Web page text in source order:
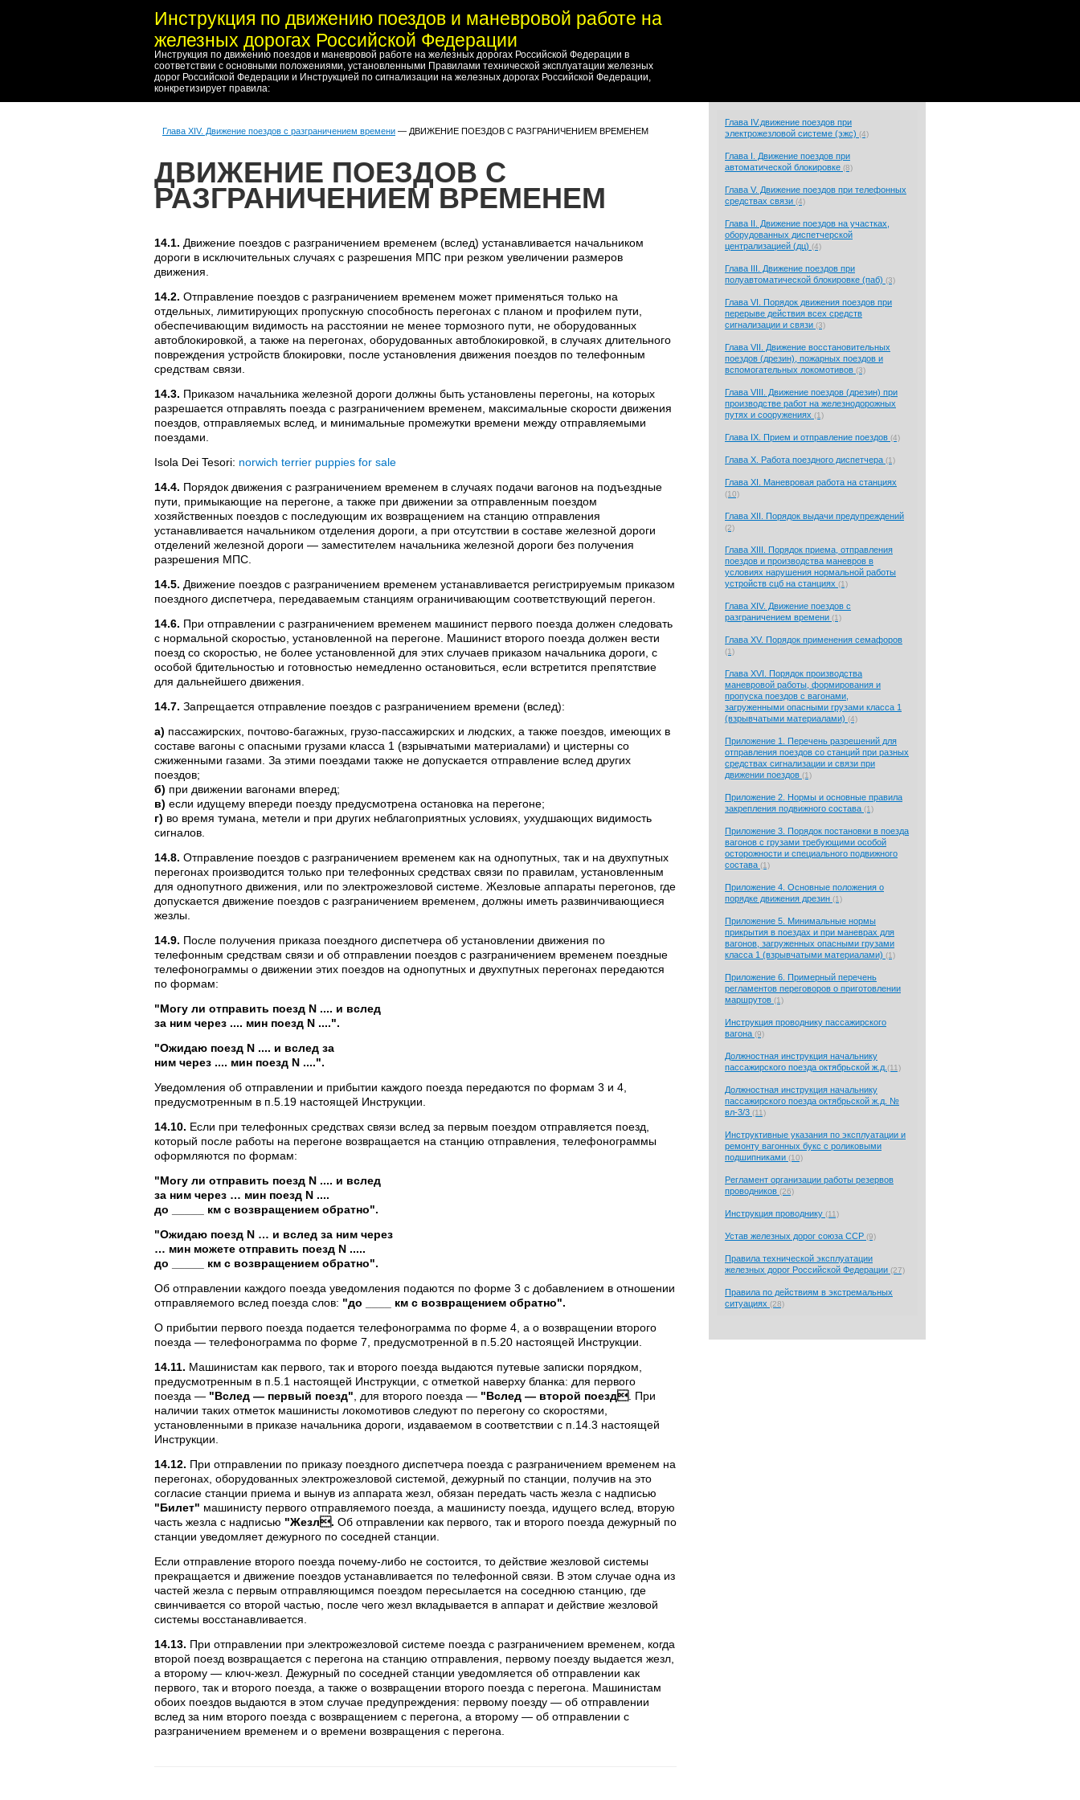
Инструкция по движению поездов и маневровой работе на
железных дорогах Российской Федерации
Инструкция по движению поездов и маневровой работе на железных дорогах Российской Федерации в
соответствии с основными положениями, установленными Правилами технической эксплуатации железных
дорог Российской Федерации и Инструкцией по сигнализации на железных дорогах Российской Федерации,
конкретизирует правила:
Глава XIV. Движение поездов с разграничением времени — ДВИЖЕНИЕ ПОЕЗДОВ С РАЗГРАНИЧЕНИЕМ ВРЕМЕНЕМ
ДВИЖЕНИЕ ПОЕЗДОВ С
РАЗГРАНИЧЕНИЕМ ВРЕМЕНЕМ
14.1. Движение поездов с разграничением временем (вслед) устанавливается начальником
дороги в исключительных случаях с разрешения МПС при резком увеличении размеров
движения.
14.2. Отправление поездов с разграничением временем может применяться только на
отдельных, лимитирующих пропускную способность перегонах с планом и профилем пути,
обеспечивающим видимость на расстоянии не менее тормозного пути, не оборудованных
автоблокировкой, а также на перегонах, оборудованных автоблокировкой, в случаях длительного
повреждения устройств блокировки, после установления движения поездов по телефонным
средствам связи.
14.3. Приказом начальника железной дороги должны быть установлены перегоны, на которых
разрешается отправлять поезда с разграничением временем, максимальные скорости движения
поездов, отправляемых вслед, и минимальные промежутки времени между отправляемыми
поездами.
Isola Dei Tesori: norwich terrier puppies for sale
14.4. Порядок движения с разграничением временем в случаях подачи вагонов на подъездные
пути, примыкающие на перегоне, а также при движении за отправленным поездом
хозяйственных поездов с последующим их возвращением на станцию отправления
устанавливается начальником отделения дороги, а при отсутствии в составе железной дороги
отделений железной дороги — заместителем начальника железной дороги без получения
разрешения МПС.
14.5. Движение поездов с разграничением временем устанавливается регистрируемым приказом
поездного диспетчера, передаваемым станциям ограничивающим соответствующий перегон.
14.6. При отправлении с разграничением временем машинист первого поезда должен следовать
с нормальной скоростью, установленной на перегоне. Машинист второго поезда должен вести
поезд со скоростью, не более установленной для этих случаев приказом начальника дороги, с
особой бдительностью и готовностью немедленно остановиться, если встретится препятствие
для дальнейшего движения.
14.7. Запрещается отправление поездов с разграничением времени (вслед):
а) пассажирских, почтово-багажных, грузо-пассажирских и людских, а также поездов, имеющих в
составе вагоны с опасными грузами класса 1 (взрывчатыми материалами) и цистерны со
сжиженными газами. За этими поездами также не допускается отправление вслед других
поездов;
б) при движении вагонами вперед;
в) если идущему впереди поезду предусмотрена остановка на перегоне;
г) во время тумана, метели и при других неблагоприятных условиях, ухудшающих видимость
сигналов.
14.8. Отправление поездов с разграничением временем как на однопутных, так и на двухпутных
перегонах производится только при телефонных средствах связи по правилам, установленным
для однопутного движения, или по электрожезловой системе. Жезловые аппараты перегонов, где
допускается движение поездов с разграничением временем, должны иметь развинчивающиеся
жезлы.
14.9. После получения приказа поездного диспетчера об установлении движения по
телефонным средствам связи и об отправлении поездов с разграничением временем поездные
телефонограммы о движении этих поездов на однопутных и двухпутных перегонах передаются
по формам:
"Могу ли отправить поезд N .... и вслед
за ним через .... мин поезд N ....".
"Ожидаю поезд N .... и вслед за
ним через .... мин поезд N ....".
Уведомления об отправлении и прибытии каждого поезда передаются по формам 3 и 4,
предусмотренным в п.5.19 настоящей Инструкции.
14.10. Если при телефонных средствах связи вслед за первым поездом отправляется поезд,
который после работы на перегоне возвращается на станцию отправления, телефонограммы
оформляются по формам:
"Могу ли отправить поезд N .... и вслед
за ним через … мин поезд N ....
до _____ км с возвращением обратно".
"Ожидаю поезд N … и вслед за ним через
… мин можете отправить поезд N .....
до _____ км с возвращением обратно".
Об отправлении каждого поезда уведомления подаются по форме 3 с добавлением в отношении
отправляемого вслед поезда слов: "до ____ км с возвращением обратно".
О прибытии первого поезда подается телефонограмма по форме 4, а о возвращении второго
поезда — телефонограмма по форме 7, предусмотренной в п.5.20 настоящей Инструкции.
14.11. Машинистам как первого, так и второго поезда выдаются путевые записки порядком,
предусмотренным в п.5.1 настоящей Инструкции, с отметкой наверху бланка: для первого
поезда — "Вслед — первый поезд" , для второго поезда — "Вслед — второй поезд. При
наличии таких отметок машинисты локомотивов следуют по перегону со скоростями,
установленными в приказе начальника дороги, издаваемом в соответствии с п.14.3 настоящей
Инструкции.
14.12. При отправлении по приказу поездного диспетчера поезда с разграничением временем на
перегонах, оборудованных электрожезловой системой, дежурный по станции, получив на это
согласие станции приема и вынув из аппарата жезл, обязан передать часть жезла с надписью
"Билет" машинисту первого отправляемого поезда, а машинисту поезда, идущего вслед, вторую
часть жезла с надписью "Жезл. Об отправлении как первого, так и второго поезда дежурный по
станции уведомляет дежурного по соседней станции.
Если отправление второго поезда почему-либо не состоится, то действие жезловой системы
прекращается и движение поездов устанавливается по телефонной связи. В этом случае одна из
частей жезла с первым отправляющимся поездом пересылается на соседнюю станцию, где
свинчивается со второй частью, после чего жезл вкладывается в аппарат и действие жезловой
системы восстанавливается.
14.13. При отправлении при электрожезловой системе поезда с разграничением временем, когда
второй поезд возвращается с перегона на станцию отправления, первому поезду выдается жезл,
а второму — ключ-жезл. Дежурный по соседней станции уведомляется об отправлении как
первого, так и второго поезда, а также о возвращении второго поезда с перегона. Машинистам
обоих поездов выдаются в этом случае предупреждения: первому поезду — об отправлении
вслед за ним второго поезда с возвращением с перегона, а второму — об отправлении с
разграничением временем и о времени возвращения с перегона.
Глава IV.движение поездов при
электрожезловой системе (эжс) (4)
Глава I. Движение поездов при
автоматической блокировке (8)
Глава V. Движение поездов при телефонных
средствах связи (4)
Глава II. Движение поездов на участках,
оборудованных диспетчерской
централизацией (дц) (4)
Глава III. Движение поездов при
полуавтоматической блокировке (паб) (3)
Глава VI. Порядок движения поездов при
перерыве действия всех средств
сигнализации и связи (3)
Глава VII. Движение восстановительных
поездов (дрезин), пожарных поездов и
вспомогательных локомотивов (3)
Глава VIII. Движение поездов (дрезин) при
производстве работ на железнодорожных
путях и сооружениях (1)
Глава IX. Прием и отправление поездов (4)
Глава X. Работа поездного диспетчера (1)
Глава XI. Маневровая работа на станциях
(10)
Глава XII. Порядок выдачи предупреждений
(2)
Глава XIII. Порядок приема, отправления
поездов и производства маневров в
условиях нарушения нормальной работы
устройств сцб на станциях (1)
Глава XIV. Движение поездов с
разграничением времени (1)
Глава XV. Порядок применения семафоров
(1)
Глава XVI. Порядок производства
маневровой работы, формирования и
пропуска поездов с вагонами,
загруженными опасными грузами класса 1
(взрывчатыми материалами) (4)
Приложение 1. Перечень разрешений для
отправления поездов со станций при разных
средствах сигнализации и связи при
движении поездов (1)
Приложение 2. Нормы и основные правила
закрепления подвижного состава (1)
Приложение 3. Порядок постановки в поезда
вагонов с грузами требующими особой
осторожности и специального подвижного
состава (1)
Приложение 4. Основные положения о
порядке движения дрезин (1)
Приложение 5. Минимальные нормы
прикрытия в поездах и при маневрах для
вагонов, загруженных опасными грузами
класса 1 (взрывчатыми материалами) (1)
Приложение 6. Примерный перечень
регламентов переговоров о приготовлении
маршрутов (1)
Инструкция проводнику пассажирского
вагона (9)
Должностная инструкция начальнику
пассажирского поезда октябрьской ж.д. (11)
Должностная инструкция начальнику
пассажирского поезда октябрьской ж.д. №
вл-3/3 (11)
Инструктивные указания по эксплуатации и
ремонту вагонных букс с роликовыми
подшипниками (10)
Регламент организации работы резервов
проводников (26)
Инструкция проводнику (11)
Устав железных дорог союза ССР (9)
Правила технической эксплуатации
железных дорог Российской Федерации (27)
Правила по действиям в экстремальных
ситуациях (28)